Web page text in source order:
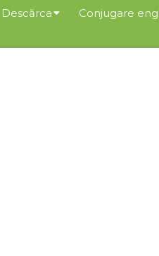
Descărca Conjugare